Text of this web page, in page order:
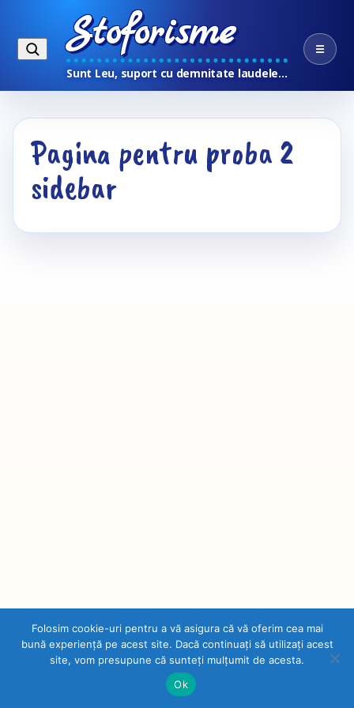
Stoforisme
Sunt Leu, suport cu demnitate laudele…
☰
Pagina pentru proba 2
sidebar
Stoforisme
Sunt Leu, suport cu demnitate laudele…
Folosim cookie-uri pentru a vă asigura că vă oferim cea mai
bună experiență pe acest site. Dacă continuați să utilizați acest
site, vom presupune că sunteți mulțumit de acesta.
Ok